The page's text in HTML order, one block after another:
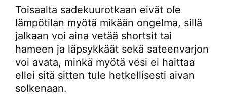
Toisaalta sadekuurotkaan eivät ole
lämpötilan myötä mikään ongelma, sillä
jalkaan voi aina vetää shortsit tai
hameen ja läpsykkäät sekä sateenvarjon
voi avata, minkä myötä vesi ei haittaa
ellei sitä sitten tule hetkellisesti aivan
solkenaan.